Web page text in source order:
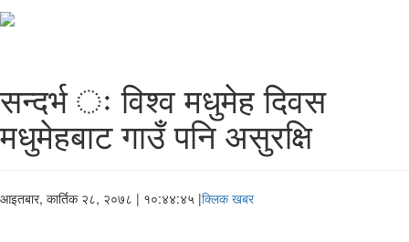
सन्दर्भ ः विश्व मधुमेह दिवस
मधुमेहबाट गाउँ पनि असुरक्षि
आइतबार, कार्तिक २८, २०७८ | १०:४४:४५ |क्लिक खबर